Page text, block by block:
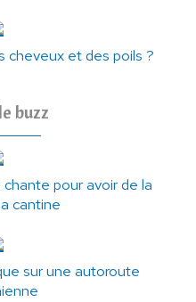
cheveux et des poils ?
buzz
pour avoir de la
cantine
sur une autoroute